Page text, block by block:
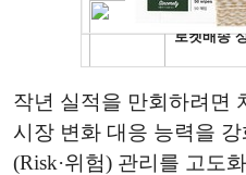
작년 실적을 만회하려면
시장 변화 대응 능력을
(Risk·위험) 관리를 고도